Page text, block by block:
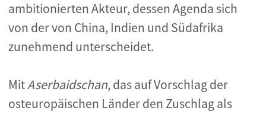
ambitionierten Akteur, dessen Agenda sich
von der von China, Indien und Südafrika
zunehmend unterscheidet.
MitAserbaidschan, das auf Vorschlag der
osteuropäischen Länder den Zuschlag als